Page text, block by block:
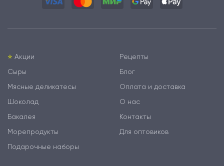
⭐️ Акции
Сыры
Мясные деликатесы
Шоколад
Бакалея
Морепродукты
Подарочные наборы
Рецепты
Блог
Оплата и доставка
О нас
Контакты
Для оптовиков